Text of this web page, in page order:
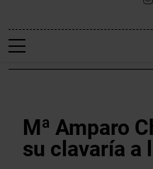
Mª Amparo
su clavaría a